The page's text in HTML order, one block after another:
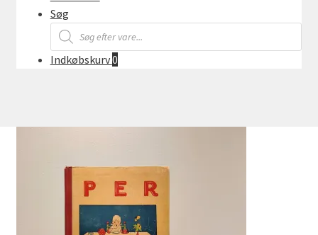
Søg
Products
search
Indkøbskurv0